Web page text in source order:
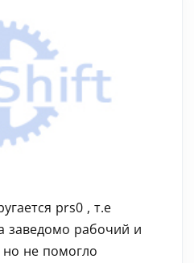
prs0 , т.е
заведомо рабочий и
не помогло